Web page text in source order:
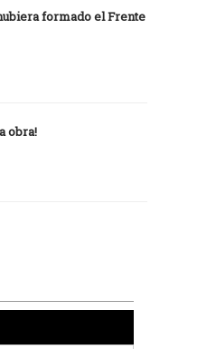
formado el Frente
obra!